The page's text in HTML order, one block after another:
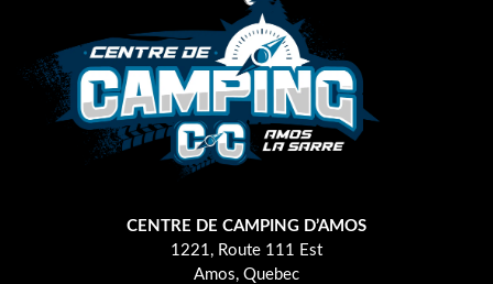
CENTRE DE CAMPING D’AMOS
1221, Route 111 Est
Amos, Quebec